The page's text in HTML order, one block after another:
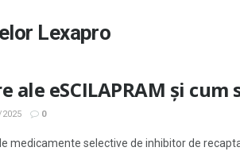
Lexapro
ale eSCILAPRAM și
0
medicamente selective de inhibitor de